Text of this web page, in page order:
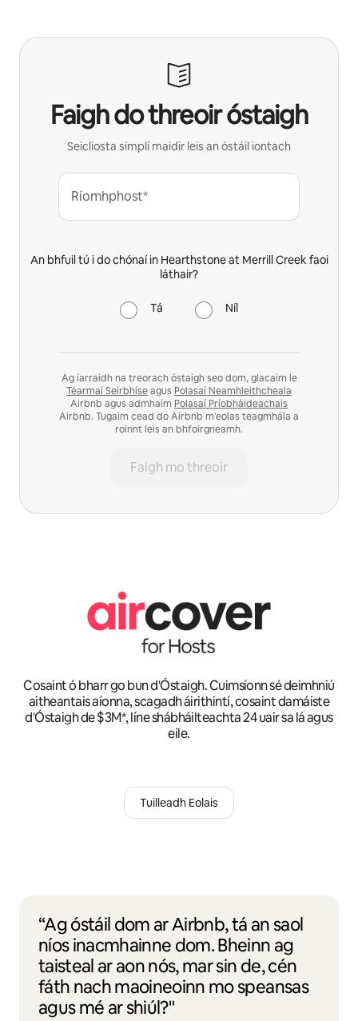
Faigh do threoir óstaigh
Seicliosta simplí maidir leis an óstáil iontach
Ríomhphost*
An bhfuil tú i do chónaí in Hearthstone at Merrill Creek faoi
láthair?
Tá Níl
Ag iarraidh na treorach óstaigh seo dom, glacaim le
Téarmaí Seirbhíseagus Polasaí Neamhleithcheala
Airbnb agus admhaím Polasaí Príobháideachais
Airbnb. Tugaim cead do Airbnb m'eolas teagmhála a
roinnt leis an bhfoirgneamh.
Faigh mo threoir
Cosaint ó bharr go bun d'Óstaigh. Cuimsíonn sé deimhniú
aitheantais aíonna, scagadh áirithintí, cosaint damáiste
d'Óstaigh de $3M*, líne shábháilteachta 24 uair sa lá agus
eile.
Tuilleadh Eolais
“Ag óstáil dom ar Airbnb, tá an saol
níos inacmhainne dom. Bheinn ag
taisteal ar aon nós, mar sin de, cén
fáth nach maoineoinn mo speansas
agus mé ar shiúl?"